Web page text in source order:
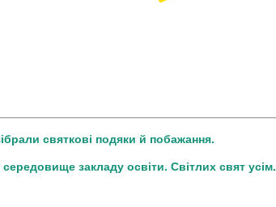
святкові подяки й побажання.
закладу освіти. Світлих свят усім.